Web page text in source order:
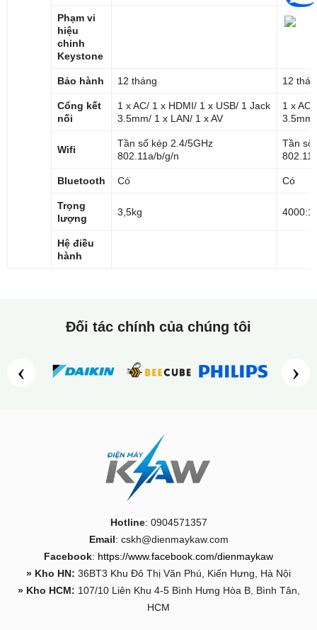
Phạm vi
hiệu
chỉnh
Keystone
Bảo hành 12 tháng 12
Cổng kết
nối
1 x AC/ 1 x HDMI/ 1 x USB/ 1 Jack
3.5mm/ 1 x LAN/ 1 x AV
1 x
Wifi
Tần số kép 2.4/5GHz
802.11a/b/g/n
Tần số
Bluetooth Có Có
Trọng
lượng
3,5kg 4000:1
Hệ điều
hành
Đối tác chính của chúng tôi
‹ ›
Hotline: 0904571357
Email: cskh@dienmaykaw.com
Facebook: https://www.facebook.com/dienmaykaw
» Kho HN: 36BT3 Khu Đô Thị Văn Phú, Kiến Hưng, Hà Nội
» Kho HCM: 107/10 Liên Khu 4-5 Bình Hưng Hòa B, Bình Tân,
HCM